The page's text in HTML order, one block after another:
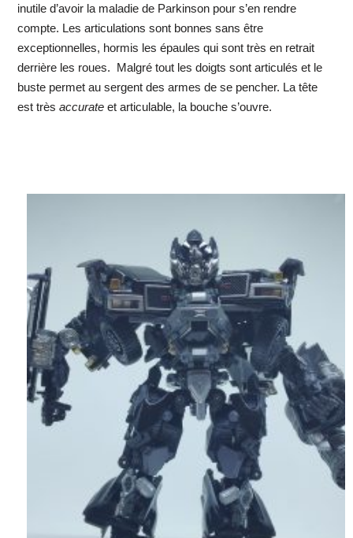
inutile d’avoir la maladie de Parkinson pour s’en rendre
compte. Les articulations sont bonnes sans être
exceptionnelles, hormis les épaules qui sont très en retrait
derrière les roues. Malgré tout les doigts sont articulés et le
buste permet au sergent des armes de se pencher. La tête
est très accurateet articulable, la bouche s’ouvre.